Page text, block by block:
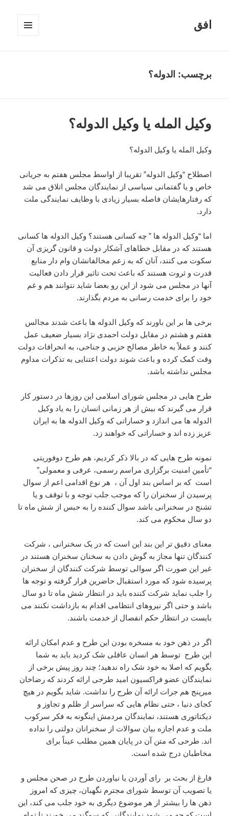
افق
برچسب: الدوله؟
وکیل المله یا وکیل الدوله؟
وکیل المله یا وکیل الدوله؟
اصطلاح “وکیل الدوله” تقریبا از اواسط مجلس هفتم به جریانی
خاص و یا گفتمانی سیاسی از نمایندگان مجلس اتلاق می شد
که رفتارهایشان فاصله بسیار زیادی با وظایف نمایندگی ملت
دارد.
اما “وکیل الدوله ها ” چه کسانی هستند؟ وکیل الدوله ها کسانی
هستند که در مقابل خطاهای آشکار دولت و قانون گریزی آن
سکوت می کنند، آنان که به زعم مخالفانشان وام دار منابع
قدرت و ثروت هستند که باعث تحت تاثیر قرار دادن فعالیت
آنها در مجلس می شود از این رو بعضا شاید نتوانند هم و غم
خود را برای خدمت رسانی به مردم بگذارند.
برخی ها بر این باورند که وکیل الدوله ها باعث شدند مجالس
هفتم و هشتم در مقابل دولت احمدی نژاد بسیار ضعیف عمل
کنند و عملاً به خاطر مصالح حزبی و جناحی، به انحرافات دولت
وقت کمک کرده و باعث شوند دولت اعتنایی به تذکرات مداوم
مجلس نداشته باشد.
طرح هایی در مجلس شورای اسلامی این روزها در دستور کار
قرار می گیرند که بیش از هر زمانی انسان را به یاد وکیل
الدوله ها می اندازد و خساراتی که وکیل الدوله ها به ایران
عزیز زده اند و خساراتی که خواهند زد.
نمونه طرح هایی که در بالا ذکر کردیم، هم طرح دوفوریتی
“تأمین امنیت برگزاری مراسم رسمی، عرفی و معمولی”
است که بر اساس بند اول آن ، هر نوع اقدامی اعم از سوال
پرسیدن از سخنران را که موجب جلب توجه و با توقف و یا
تشنج در سخنرانی باشد سوال کننده را به حبس از شش ماه تا
دو سال محکوم می کند.
معنای دقیق تر این بند این است که در یک سخنرانی ، شرکت
کنندگان تنها مجاز به گوش دادن به سخنان سخنران هستند در
غیر این صورت اگر سوالی توسط شرکت کنندگان از سخنران
پرسیده شود که مورد استقبال حاضرین قرار گرفته و توجه ها
را جلب نماید شرکت کننده باید در انتظار شش ماه تا دو سال
باشد و حتی اگر نیروهای انتظامی اقدام به بازداشت نکنند می
بایست در انتظار حکم انفصال از خدمت باشند.
اگر در ذهن خود به مسخره بودن این طرح و عدم امکان ارائه
این طرح توسط هر انسان عاقلی شک کردید باید به شما
بگویم که اصلا به خود شک راه ندهید؛ چند روز پیش برخی از
نمایندگان عضو فراکسیون امید طرحی ارائه کردند که رضاخان
میرپنج هم جرات ارائه آن طرح را نداشت. شاید بگویم در هیچ
کجای دنیا ، حتی نظام هایی که سراسر از ظلم و تجاوز و
دیکتاتوری هستند، نمایندگان مردمش اینگونه به فکر سرکوب
ملت و عدم اجازه بیان سوالات از سخنرانان دولتی را نداده
اند. طرحی که متن آن در پایان همین مطلب عیناً برای
مخاطبان درج شده است.
فارغ از بحث بر رای آوردن یا نیاوردن طرح در صحن مجلس و
یا تصویب آن توسط شورای مجترم نگهبان، چیزی که امروز
ذهن ها را بیشتر از هر موضوع دیگری به خود جلب می کند، این